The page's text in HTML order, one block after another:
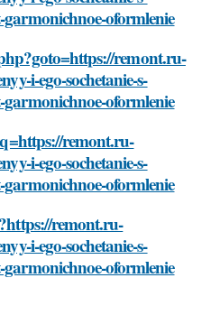
oformlenie
remont.ru-
i-ego-sochetanie-s-
oformlenie
remont.ru-
i-ego-sochetanie-s-
oformlenie
remont.ru-
i-ego-sochetanie-s-
oformlenie